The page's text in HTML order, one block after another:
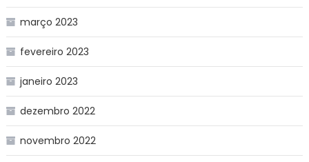
março 2023
fevereiro 2023
janeiro 2023
dezembro 2022
novembro 2022